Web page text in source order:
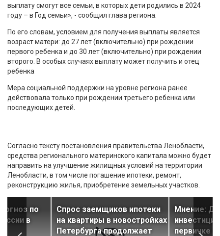
выплату смогут все семьи, в которых дети родились в 2024
году – в Год семьи», - сообщил глава региона.
По его словам, условием для получения выплаты является
возраст матери: до 27 лет (включительно) при рождении
первого ребенка и до 30 лет (включительно) при рождении
второго. В особых случаях выплату может получить и отец
ребенка
Мера социальной поддержки на уровне региона ранее
действовала только при рождении третьего ребенка или
последующих детей.
Согласно тексту постановления правительства Ленобласти,
средства регионального материнского капитала можно будет
направить на улучшение жилищных условий на территории
Ленобласти, в том числе погашение ипотеки, ремонт,
реконструкцию жилья, приобретение земельных участков.
по
в
Спрос заемщиков ипотеки
на квартиры в новостройках
Петербурга продолжает
Мнение:
первичке